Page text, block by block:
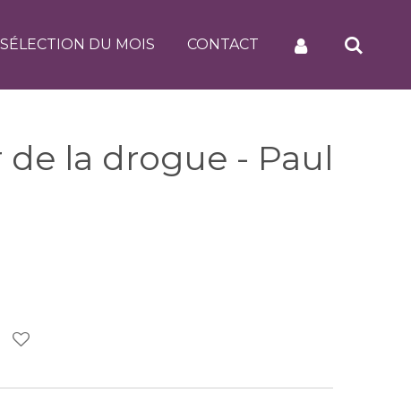
SÉLECTION DU MOIS CONTACT
de la drogue - Paul